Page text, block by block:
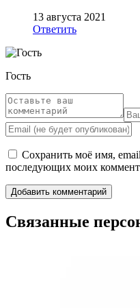
13 августа 2021
Ответить
Гость
Сохранить моё имя,
последующих моих
Связанные